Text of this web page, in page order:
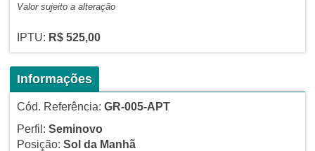
Valor sujeito a alteração
IPTU: R$ 525,00
Informações
Cód. Referência: GR-005-APT
Perfil: Seminovo
Posição: Sol da Manhã